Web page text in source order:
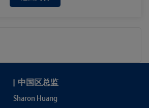
| 中国区总监
Sharon Huang